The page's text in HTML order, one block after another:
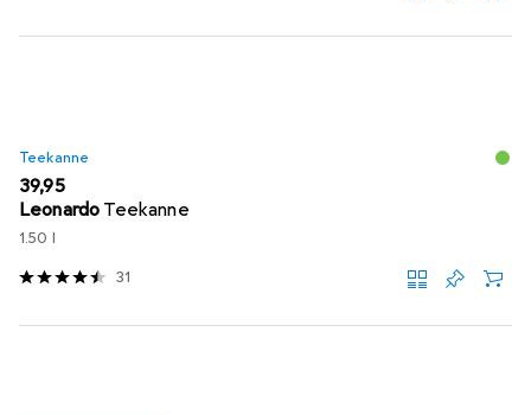
Teekanne
EUR
39,95
Leonardo Teekanne
1.50 l
31